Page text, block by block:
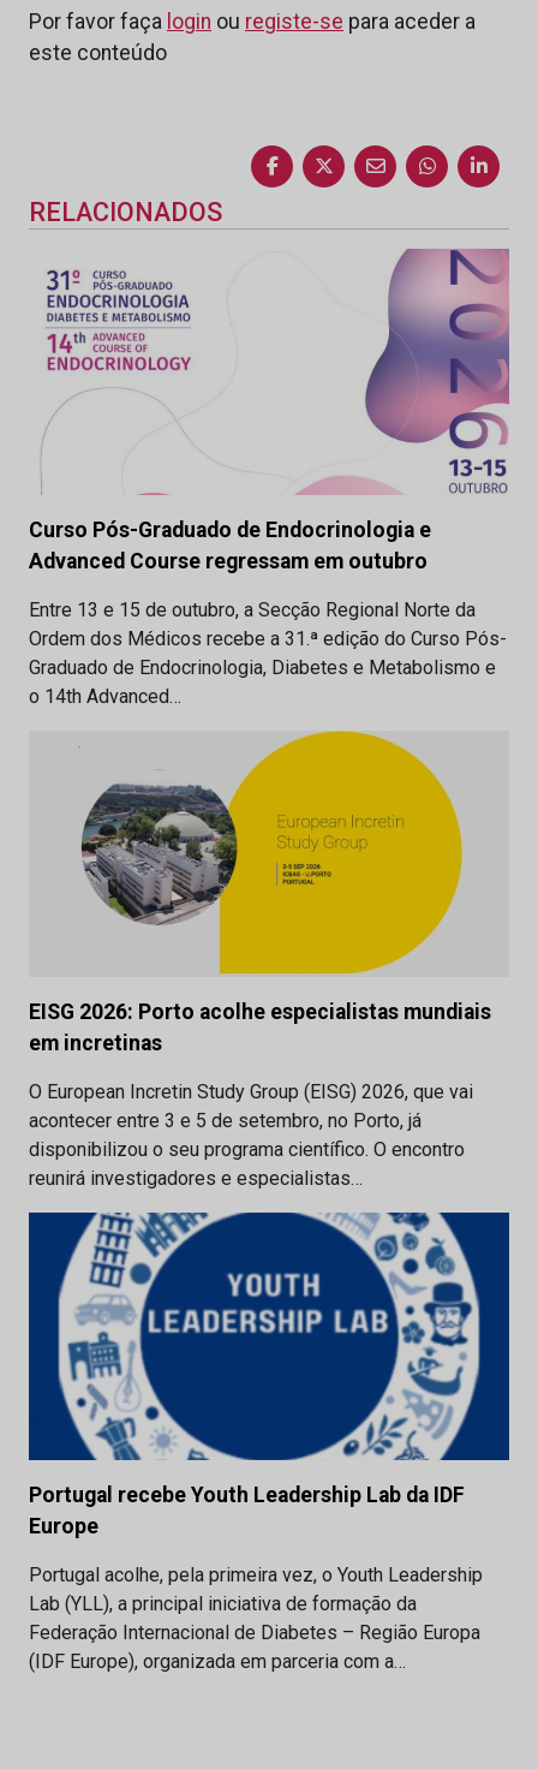
Por favor faça login ou registe-se para aceder a
este conteúdo
RELACIONADOS
Curso Pós-Graduado de Endocrinologia e
Advanced Course regressam em outubro
Entre 13 e 15 de outubro, a Secção Regional Norte da
Ordem dos Médicos recebe a 31.ª edição do Curso Pós-
Graduado de Endocrinologia, Diabetes e Metabolismo e
o 14th Advanced…
EISG 2026: Porto acolhe especialistas mundiais
em incretinas
O European Incretin Study Group (EISG) 2026, que vai
acontecer entre 3 e 5 de setembro, no Porto, já
disponibilizou o seu programa científico. O encontro
reunirá investigadores e especialistas…
Portugal recebe Youth Leadership Lab da IDF
Europe
Portugal acolhe, pela primeira vez, o Youth Leadership
Lab (YLL), a principal iniciativa de formação da
Federação Internacional de Diabetes – Região Europa
(IDF Europe), organizada em parceria com a…